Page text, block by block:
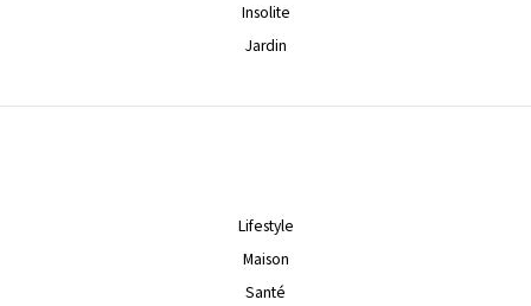
Insolite
Jardin
Lifestyle
Maison
Santé